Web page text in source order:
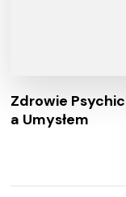
Zdrowie
a Umysłem